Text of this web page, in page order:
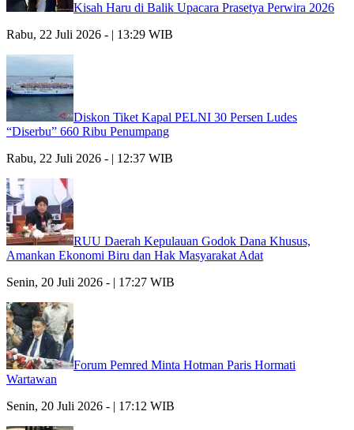
Kisah Haru di Balik Upacara Prasetya Perwira 2026
Rabu, 22 Juli 2026 - | 13:29 WIB
Diskon Tiket Kapal PELNI 30 Persen Ludes
“Diserbu” 660 Ribu Penumpang
Rabu, 22 Juli 2026 - | 12:37 WIB
RUU Daerah Kepulauan Godok Dana Khusus,
Amankan Ekonomi Biru dan Hak Masyarakat Adat
Senin, 20 Juli 2026 - | 17:27 WIB
Forum Pemred Minta Hotman Paris Hormati
Wartawan
Senin, 20 Juli 2026 - | 17:12 WIB